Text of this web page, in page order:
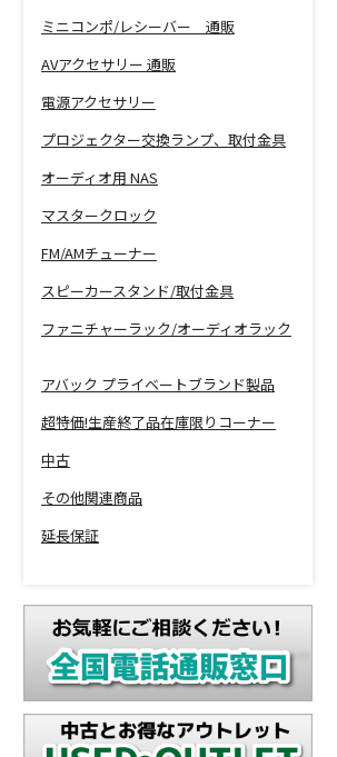
ミニコンポ/レシーバー 通販
AVアクセサリー 通販
電源アクセサリー
プロジェクター交換ランプ、取付金具
オーディオ用 NAS
マスタークロック
FM/AMチューナー
スピーカースタンド/取付金具
ファニチャーラック/オーディオラック
アバック プライベートブランド製品
超特価!生産終了品在庫限りコーナー
中古
その他関連商品
延長保証